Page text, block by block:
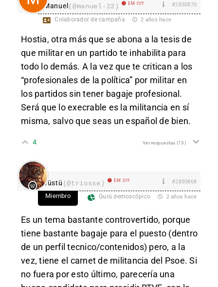
Manuel(@manuel-22) EM Off #2830870
Colaborador de campaña 2 años hace
Hostia, otra más que se abona a la tesis de
que militar en un partido te inhabilita para
todo lo demás. A la vez que te critican a los
“profesionales de la política” por militar en
los partidos sin tener bagaje profesional.
Será que lo execrable es la militancia en sí
misma, salvo que seas un español de bien.
4 Ver respuestas (13)
Tüstü (@triosse) EM Off #2830868
Miembro Gurú demoscópico 2 años hace
Es un tema bastante controvertido, porque
tiene bastante bagaje para el puesto (dentro
de un perfil tecnico/contenidos) pero, a la
vez, tiene el carnet de militancia del Psoe. Si
no fuera por esto último, parecería una